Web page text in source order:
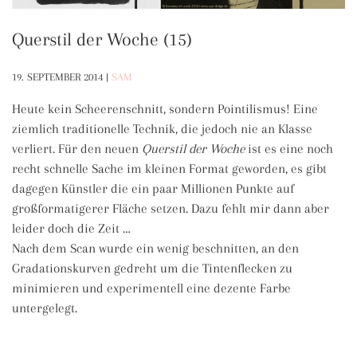
Querstil der Woche (15)
19. SEPTEMBER 2014 | SAM
Heute kein Scheerenschnitt, sondern Pointilismus! Eine
ziemlich traditionelle Technik, die jedoch nie an Klasse
verliert. Für den neuen Querstil der Wocheist es eine noch
recht schnelle Sache im kleinen Format geworden, es gibt
dagegen Künstler die ein paar Millionen Punkte auf
großformatigerer Fläche setzen. Dazu fehlt mir dann aber
leider doch die Zeit …
Nach dem Scan wurde ein wenig beschnitten, an den
Gradationskurven gedreht um die Tintenflecken zu
minimieren und experimentell eine dezente Farbe
untergelegt.